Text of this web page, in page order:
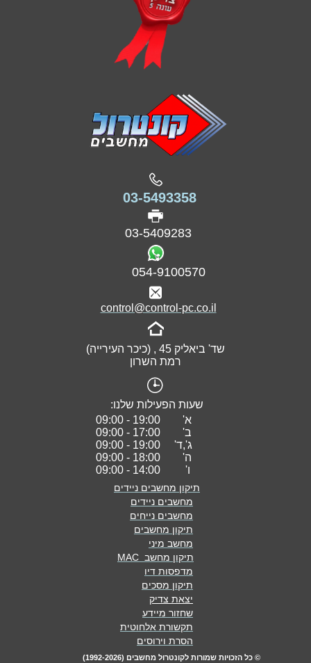
control@control-pc.co.il
שד' ביאליק 45 , (כיכר העירייה)
רמת השרון
03-5409283
03-5493358
054-9100570
א' 19:00 - 09:00
ב'
ג',ד' 19:00 - 09:00
ה' 18:00 - 09:00
ו' 14:00 - 09:00
שעות הפעילות שלנו:
מחשבים ניידים
מחשבים נייחים
מחשב מיני
מדפסות דיו
תקשורת אלחוטית
יצאת צדיק
תיקון מחשבים ניידים
תיקון מחשבים
תיקון מסכים
תיקון מחשב MAC
שחזור מיידע
הסרת וירוסים
© כל הזכויות שמורות לקונטרול מחשבים (1992-2026)